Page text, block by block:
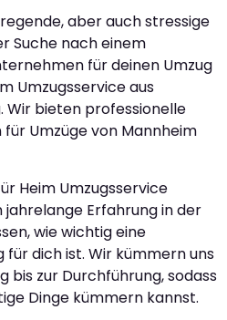
aber auch stressige
Suche nach einem
für deinen Umzug
Umzugsservice aus
Wir bieten professionelle
Umzüge von Mannheim
Heim Umzugsservice
Erfahrung in der
wie wichtig eine
für dich ist. Wir kümmern uns
bis zur Durchführung, sodass
Dinge kümmern kannst.